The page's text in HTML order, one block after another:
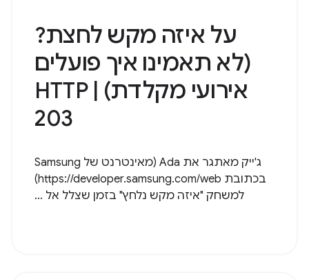
על איזה מקש לחצת?
(לא תאמינו איך פועלים
אירועי מקלדת) | HTTP
203
ג'ייק מאתגר את Ada (מאינטרנט של Samsung
בכתובת https://developer.samsung.com/web)
למשחק "איזה מקש נלחץ" בזמן שצלל אל ...